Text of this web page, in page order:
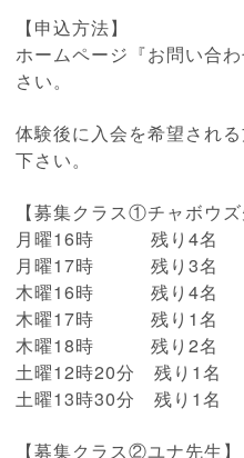
【申込方法】
ホームページ『お問い合
さい。
体験後に入会を希望され
下さい。
【募集クラス①チャボウズ
月曜16時 残り4名
月曜17時 残り3名
木曜16時 残り4名
木曜17時 残り1名
木曜18時 残り2名
土曜12時20分 残り1名
土曜13時30分 残り1名
【募集クラス②ユナ先生】